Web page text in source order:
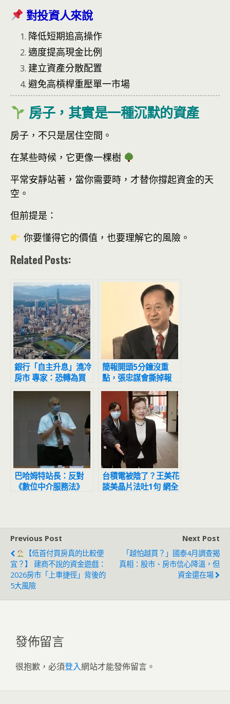
對投資人來說
降低短期追高操作
適度提高現金比例
建立資產分散配置
避免高槓桿重壓單一市場
房子，其實是一種沉默的資產
房子，不只是居住空間。
在某些時候，它更像一棵樹
平常安靜站著，當你需要時，才替你撐起資金的天
空。
但前提是：
你要懂得它的價值，也要理解它的風險。
Related Posts:
銀行「自主升息」澆冷
房市 專家：恐轉為買
方市場
簡報開頭5分鐘沒重
點，張忠謀會撕掉報
告！蔣尚義：我花了5
年才學會
巴哈姆特站長：反對
《數位中介服務法》
台積電被陰了？王美花
談美晶片法吐1句 網全
Previous Post
【低首付買房真的比較便
宜？】 建商不說的資金遊戲：
2026房市「上車捷徑」背後的
5大風險
Next Post
「越怕越買？」國泰4月調查揭
真相：股市、房市信心降溫，但
資金還在場
發佈留言
很抱歉，必須登入網站才能發佈留言。